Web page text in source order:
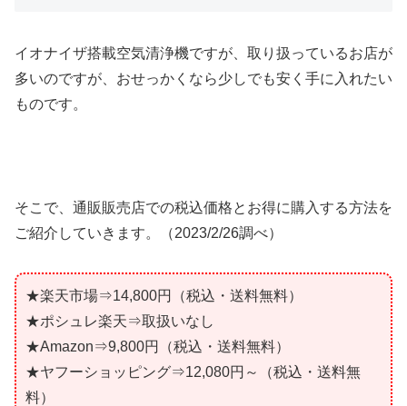
イオナイザ搭載空気清浄機ですが、取り扱っているお店が
多いのですが、おせっかくなら少しでも安く手に入れたい
ものです。
そこで、通販販売店での税込価格とお得に購入する方法を
ご紹介していきます。（2023/2/26調べ）
★楽天市場⇒14,800円（税込・送料無料）
★ポシュレ楽天⇒取扱いなし
★Amazon⇒9,800円（税込・送料無料）
★ヤフーショッピング⇒12,080円～（税込・送料無
料）